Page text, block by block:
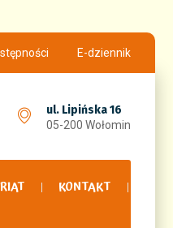
E-dziennik
ul. Lipińska 16
05-200 Wołomin
KONTAKT